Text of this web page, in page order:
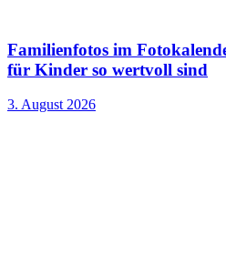
Familienfotos im
für Kinder so wertvoll sind
3. August 2026